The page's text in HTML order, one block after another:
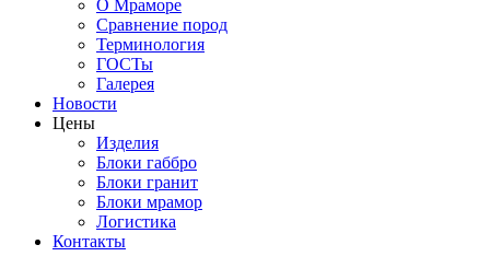
О Мраморе
Сравнение пород
Терминология
ГОСТы
Галерея
Новости
Цены
Изделия
Блоки габбро
Блоки гранит
Блоки мрамор
Логистика
Контакты